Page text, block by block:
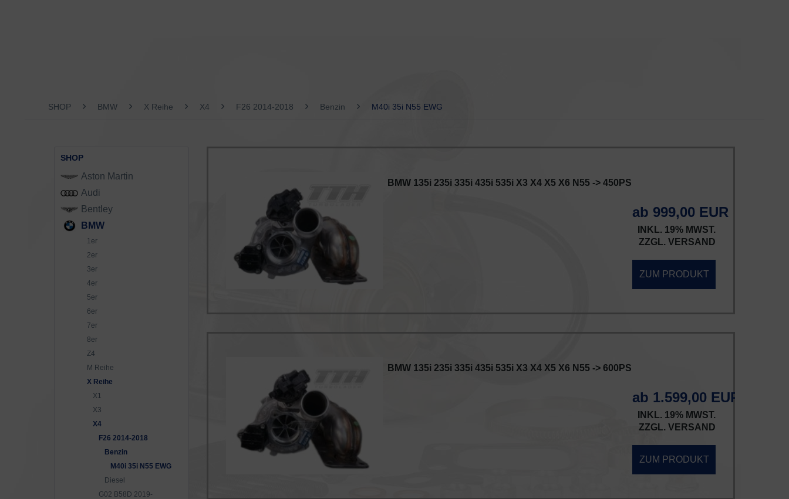
SHOP BMW X Reihe X4 F26 2014-2018 Benzin M40i 35i N55 EWG
SHOP
Aston Martin
Audi
Bentley
BMW
1er
2er
3er
4er
5er
6er
7er
8er
Z4
M Reihe
X Reihe
X1
X3
X4
F26 2014-2018
Benzin
M40i 35i N55 EWG
Diesel
G02 B58D 2019-
BMW 135i 235i 335i 435i 535i X3 X4 X5 X6 N55 -> 450PS
ab 999,00 EUR
INKL. 19% MWST.
ZZGL. VERSAND
ZUM PRODUKT
BMW 135i 235i 335i 435i 535i X3 X4 X5 X6 N55 -> 600PS
ab 1.599,00 EUR
INKL. 19% MWST.
ZZGL. VERSAND
ZUM PRODUKT